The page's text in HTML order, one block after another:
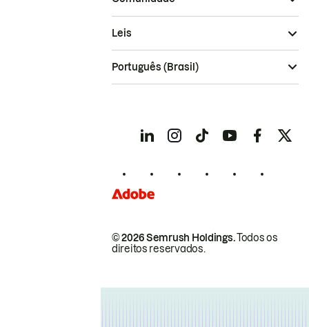
© 2026 Semrush Holdings.Todos os
direitos reservados.
Leis
Português (Brasil)